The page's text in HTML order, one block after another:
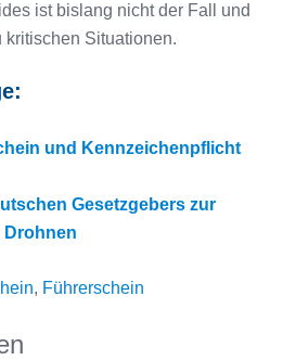
ist bislang nicht der Fall und
Situationen.
und Kennzeichenpflicht
Gesetzgebers zur
Drohnen
, Führerschein